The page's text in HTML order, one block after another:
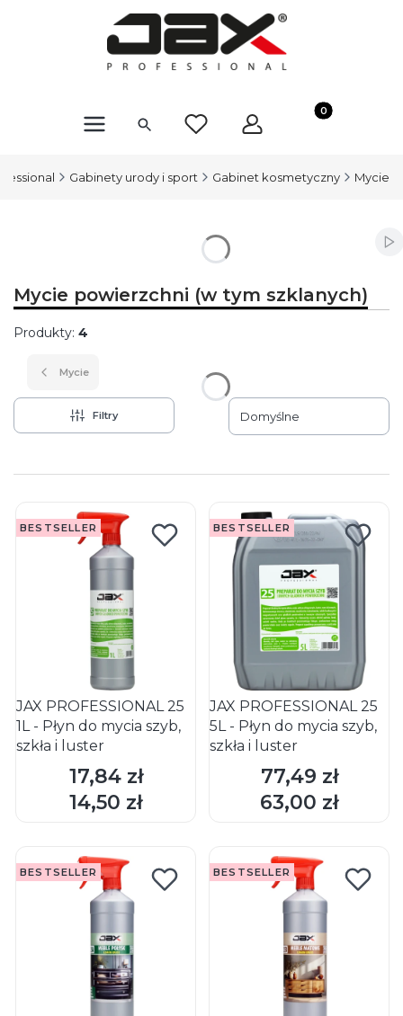
Produkty w
Gabinety urody i sport Gabinet kosmetyczny Mycie
Mycie powierzchni (w tym szklanych)
Produkty: 4
Mycie
Filtry Domyślne
BESTSELLER
JAX PROFESSIONAL 25
1L - Płyn do mycia szyb,
szkła i luster
Cena
17,84 zł
Cena
14,50 zł
DO KOSZYKA
BESTSELLER
JAX PROFESSIONAL 25
5L - Płyn do mycia szyb,
szkła i luster
Cena
77,49 zł
Cena
63,00 zł
DO KOSZYKA
BESTSELLER BESTSELLER